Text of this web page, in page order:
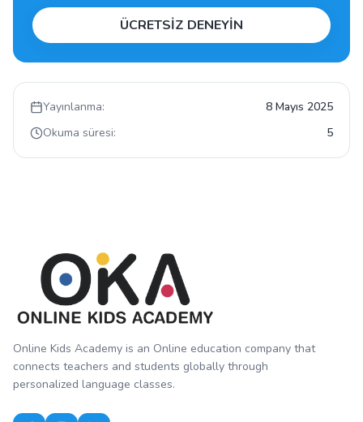
ÜCRETSİZ DENEYİN
Yayınlanma:
8 Mayıs 2025
Okuma süresi:
5
Online Kids Academy is an Online education company that
connects teachers and students globally through
personalized language classes.